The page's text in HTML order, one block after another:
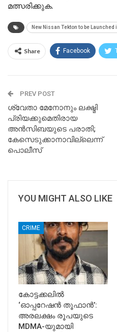
മത്സരിക്കുക.
New Nissan Tekton to be Launched
Share Facebook
PREV POST
ശ്വേതാ മേനോനും ലക്ഷ്മി
പ്രിയക്കുമെതിരായ
അൻസിബയുടെ പരാതി;
കേസെടുക്കാനാവില്ലെന്ന്
പൊലീസ്
YOU MIGHT ALSO LIKE
CRIME
കോട്ടക്കലിൽ
‘ഓപ്പറേഷൻ തൂഫാൻ’:
അരലക്ഷം രൂപയുടെ
MDMA-യുമായി